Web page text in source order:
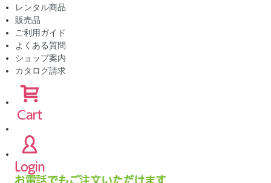
レンタル商品
販売品
ご利用ガイド
よくある質問
ショップ案内
カタログ請求